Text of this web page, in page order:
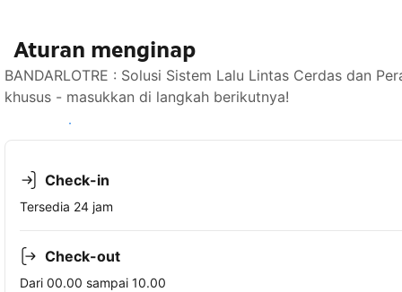
Aturan menginap
BANDARLOTRE : Solusi Sistem Lalu Lintas Cerdas dan
khusus - masukkan di langkah berikutnya!
Lihat ketersediaan
Check-in
Tersedia 24 jam
Check-out
Dari 00.00 sampai 10.00